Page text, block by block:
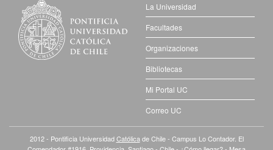
La Universidad
Facultades
Organizaciones
Bibliotecas
Mi Portal UC
Correo UC
2012 - Pontificia UniversidadCatólica de Chile - Campus Lo Contador. El